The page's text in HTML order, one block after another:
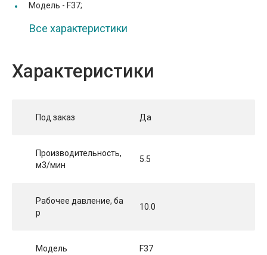
Модель - F37;
Все характеристики
Характеристики
Под заказ Да
Производительность,
м3/мин
5.5
Рабочее давление, ба
р
10.0
Модель F37